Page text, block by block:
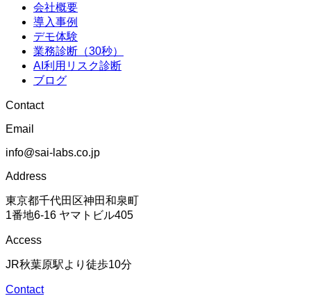
会社概要
導入事例
デモ体験
業務診断（30秒）
AI利用リスク診断
ブログ
Contact
Email
info@sai-labs.co.jp
Address
東京都千代田区神田和泉町
1番地6-16 ヤマトビル405
Access
JR秋葉原駅より徒歩10分
Contact